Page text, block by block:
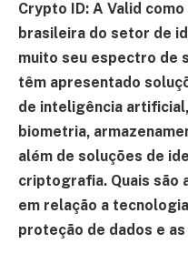
Crypto ID: A Valid
brasileira do setor de
muito seu espectro de
têm apresentado
de inteligência
biometria,
além de soluções de
criptografia. Quais são
em relação a
proteção de dados e